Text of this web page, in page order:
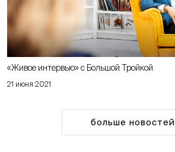
21 июня 2021
«Живое интервью» с Большой Тройкой
больше новостей